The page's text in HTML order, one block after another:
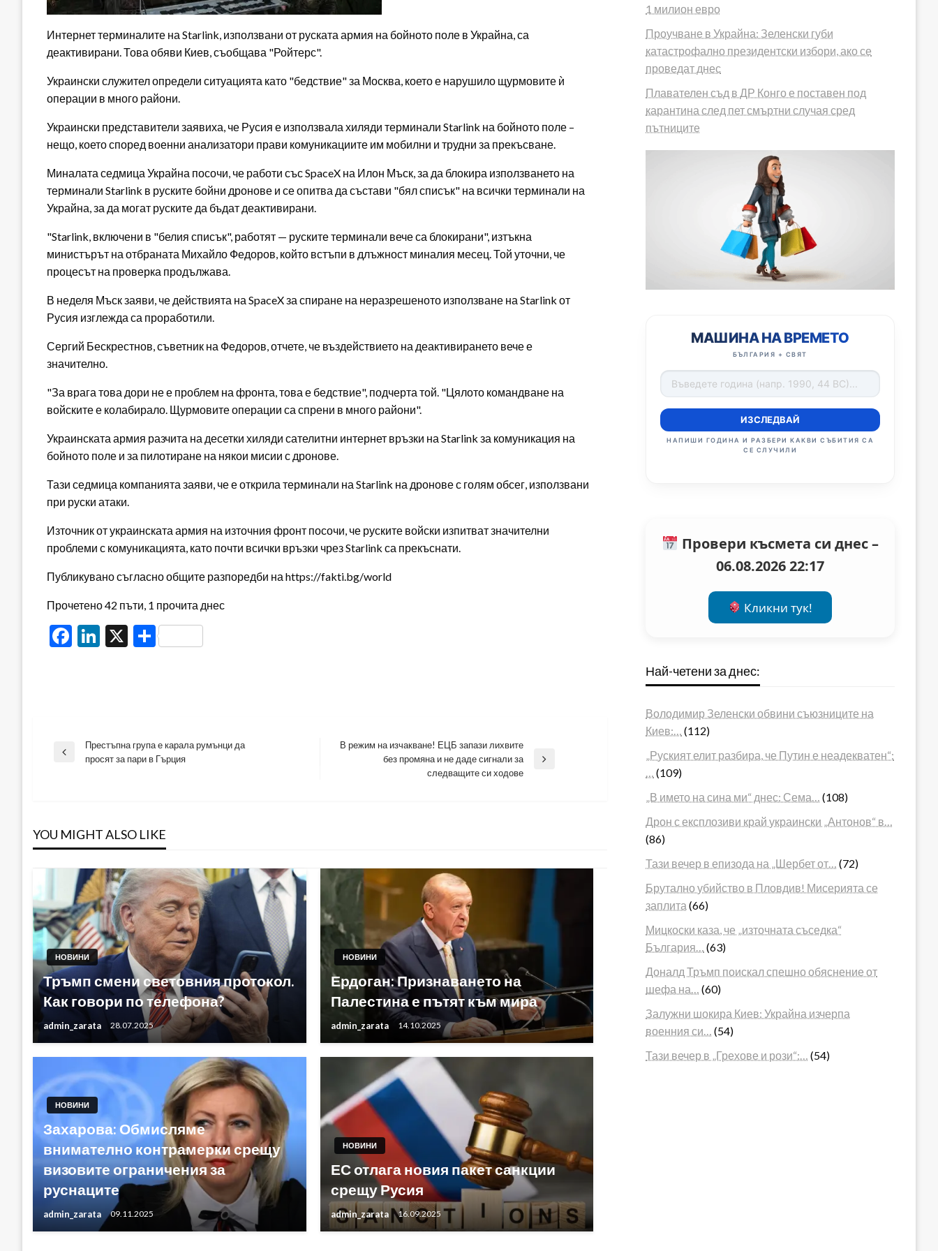
Интернет терминалите на Starlink, използвани от руската армия на бойното поле в Украйна, са
деактивирани. Това обяви Киев, съобщава "Ройтерс".
Украински служител определи ситуацията като "бедствие" за Москва, което е нарушило щурмовите ѝ
операции в много райони.
Украински представители заявиха, че Русия е използвала хиляди терминали Starlink на бойното поле –
нещо, което според военни анализатори прави комуникациите им мобилни и трудни за прекъсване.
Миналата седмица Украйна посочи, че работи със SpaceX на Илон Мъск, за да блокира използването на
терминали Starlink в руските бойни дронове и се опитва да състави "бял ​​списък" на всички терминали на
Украйна, за да могат руските да бъдат деактивирани.
"Starlink, включени в "белия списък", работят — руските терминали вече са блокирани", изтъкна
министърът на отбраната Михайло Федоров, който встъпи в длъжност миналия месец. Той уточни, че
процесът на проверка продължава.
В неделя Мъск заяви, че действията на SpaceX за спиране на неразрешеното използване на Starlink от
Русия изглежда са проработили.
Сергий Бескрестнов, съветник на Федоров, отчете, че въздействието на деактивирането вече е
значително.
"За врага това дори не е проблем на фронта, това е бедствие", подчерта той. "Цялото командване на
войските е колабирало. Щурмовите операции са спрени в много райони".
Украинската армия разчита на десетки хиляди сателитни интернет връзки на Starlink за комуникация на
бойното поле и за пилотиране на някои мисии с дронове.
Тази седмица компанията заяви, че е открила терминали на Starlink на дронове с голям обсег, използвани
при руски атаки.
Източник от украинската армия на източния фронт посочи, че руските войски изпитват значителни
проблеми с комуникацията, като почти всички връзки чрез Starlink са прекъснати.
Публикувано съгласно общите разпоредби на https://fakti.bg/world
Прочетено 42 пъти, 1 прочита днес
Facebook
LinkedIn
X Share
Навигация
Previous
Престъпна група е карала румънци да
просят за пари в Гърция
В режим на изчакване! ЕЦБ запази лихвите
без промяна и не даде сигнали за
следващите си ходове
YOU MIGHT ALSO LIKE
НОВИНИ
Тръмп смени световния протокол.
Как говори по телефона?
admin_zarata 28.07.2025
НОВИНИ
Ердоган: Признаването на
Палестина е пътят към мира
admin_zarata 14.10.2025
НОВИНИ
Захарова: Обмисляме
внимателно контрамерки срещу
визовите ограничения за
руснаците
admin_zarata 09.11.2025
НОВИНИ
ЕС отлага новия пакет санкции
срещу Русия
admin_zarata 16.09.2025
1 милион евро
Проучване в Украйна: Зеленски губи
катастрофално президентски избори, ако се
проведат днес
Плавателен съд в ДР Конго е поставен под
карантина след пет смъртни случая сред
пътниците
МАШИНА НА ВРЕМЕТО
БЪЛГАРИЯ + СВЯТ
ИЗСЛЕДВАЙ
НАПИШИ ГОДИНА И РАЗБЕРИ КАКВИ СЪБИТИЯ СА
СЕ СЛУЧИЛИ
Провери късмета си днес –
06.08.2026 22:17
Кликни тук!
Най-четени за днес:
Володимир Зеленски обвини съюзниците на
Киев:…
(112)
„Руският елит разбира, че Путин е неадекватен“:
(109)
„В името на сина ми“ днес: Сема…
(108)
Дрон с експлозиви край украински „Антонов“ в…
(86)
Тази вечер в епизода на „Шербет от…
(72)
Брутално убийство в Пловдив! Мисерията се
заплита (66)
Мицкоски каза, че „източната съседка“
България…
(63)
Доналд Тръмп поискал спешно обяснение от
шефа на…
(60)
Залужни шокира Киев: Украйна изчерпа
военния си…
(54)
Тази вечер в „Грехове и рози“:…
(54)